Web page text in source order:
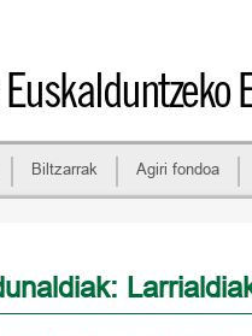
Biltzarrak Agiri fondoa